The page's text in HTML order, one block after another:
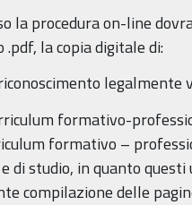
la procedura on-line
la copia digitale di:
legalmente
formativo-
formativo –
di studio, in quanto
compilazione delle